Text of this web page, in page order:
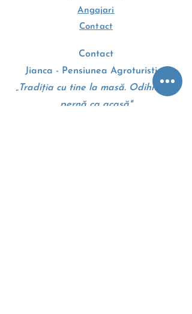
Angajari
Contact
Contact
Jianca - Pensiunea Agroturistica
„Tradiția cu tine la masă. Odihnă pe
pernă ca acasă"